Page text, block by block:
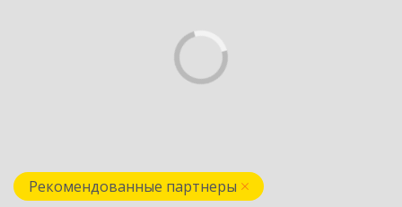
Рекомендованные партнеры